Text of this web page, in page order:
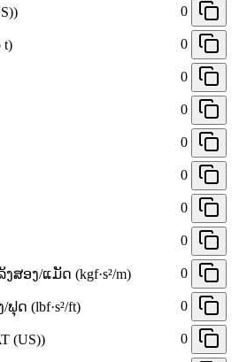
0
t) 0
0
0
0
0
0
0
ອງ/ແມັດ (kgf·s²/m) 0
ດ (lbf·s²/ft) 0
(US)) 0